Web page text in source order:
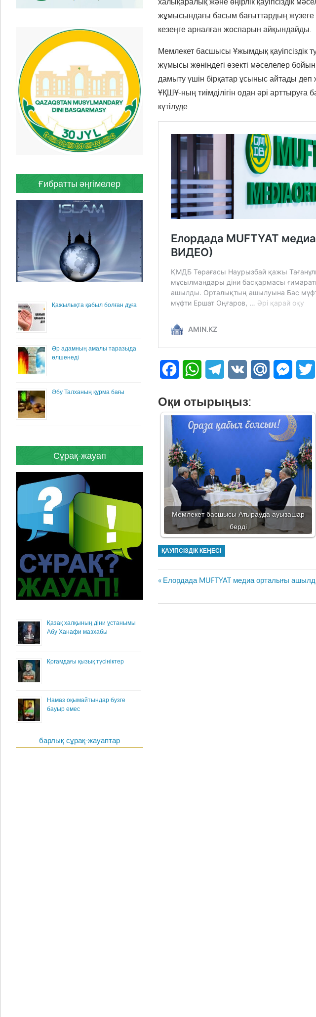
жұмысындағы басым бағыттардың
кезеңге арналған жоспарын айқындайды.
Мемлекет басшысы Ұжымдық қауіпсіздік
жұмысы жөніндегі өзекті мәселелер
дамыту үшін бірқатар ұсыныс айтады
ҰҚШҰ-ның тиімділігін одан әрі арттыруға
күтілуде.
FacebookWhatsAppTelegram
VK Mail.Ru
Оқи отырыңыз:
Мемлекет басшысы Атырауда ауызашар
берді
ҚАУІПСІЗДІК КЕҢЕСІ
Жазба
Previous
Елордада MUFTYAT медиа орталығы
Ғибратты әңгімелер
Қажылықта қабыл болған дұға
Әр адамның амалы таразыда
өлшенеді
Әбу Талханың құрма бағы
Сұрақ-жауап
Қазақ халқының діни ұстанымы
Абу Ханафи мазхабы
Қоғамдағы қызық түсініктер
Намаз оқымайтындар бузге
бауыр емес
барлық сұрақ-жауаптар